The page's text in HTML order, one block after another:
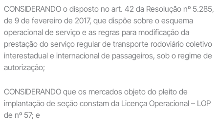
CONSIDERANDO o disposto no art. 42 da Resolução nº 5.285,
de 9 de fevereiro de 2017, que dispõe sobre o esquema
operacional de serviço e as regras para modificação da
prestação do serviço regular de transporte rodoviário coletivo
interestadual e internacional de passageiros, sob o regime de
autorização;
CONSIDERANDO que os mercados objeto do pleito de
implantação de seção constam da Licença Operacional – LOP
de nº 57; e